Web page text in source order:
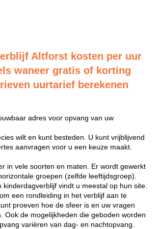
Altforst kosten per uur
waneer gratis of korting
uurtarief berekenen
adres voor opvang van uw
wilt en kunt besteden. U kunt vrijblijvend
aanvragen voor u een keuze maakt.
in vele soorten en maten. Er wordt gewerkt
groepen (zelfde leeftijdsgroep).
kinderdagverblijf vindt u meestal op hun site.
een rondleiding in het verblijf aan te
proeven hoe de sfeer is en uw vragen
Ook de mogelijkheden die geboden worden
variëren van dag- en nachtopvang.